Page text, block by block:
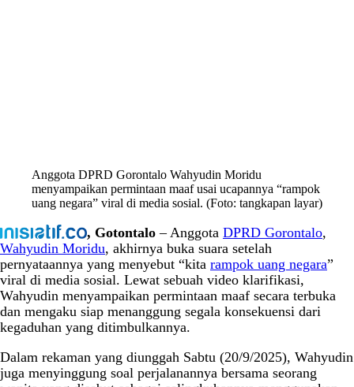
Anggota DPRD Gorontalo Wahyudin Moridu
menyampaikan permintaan maaf usai ucapannya “rampok
uang negara” viral di media sosial. (Foto: tangkapan layar)
, Gotontalo– Anggota DPRD Gorontalo,
Wahyudin Moridu, akhirnya buka suara setelah
pernyataannya yang menyebut “kita rampok uang negara”
viral di media sosial. Lewat sebuah video klarifikasi,
Wahyudin menyampaikan permintaan maaf secara terbuka
dan mengaku siap menanggung segala konsekuensi dari
kegaduhan yang ditimbulkannya.
Dalam rekaman yang diunggah Sabtu (20/9/2025), Wahyudin
juga menyinggung soal perjalanannya bersama seorang